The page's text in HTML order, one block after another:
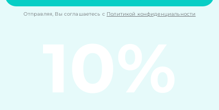
Отправляя, Вы соглашаетесь с Политикой конфиденциальности
10%